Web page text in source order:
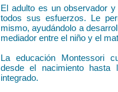
El adulto es un observador
todos sus esfuerzos. Le
mismo, ayudándolo a
mediador entre el niño y el
La educación Montessori
desde el nacimiento hasta
integrado.